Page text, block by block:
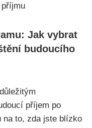
Jak vybrat
budoucího
příjem po
na to, zda jste blízko